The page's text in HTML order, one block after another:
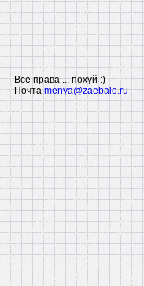
Все права ... похуй :)
Почтаmenya@zaebalo.ru